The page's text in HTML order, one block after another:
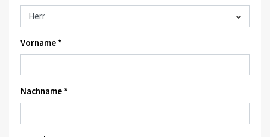
Vorname *
Nachname *